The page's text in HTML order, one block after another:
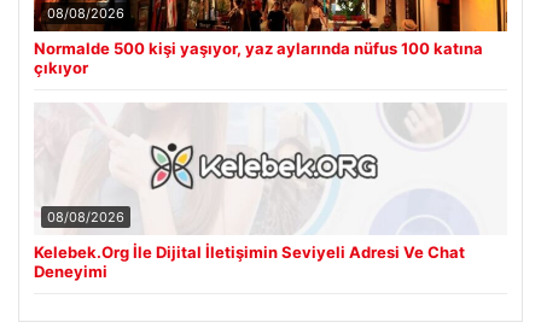
08/08/2026
Normalde 500 kişi yaşıyor, yaz aylarında nüfus 100 katına
çıkıyor
08/08/2026
Kelebek.Org İle Dijital İletişimin Seviyeli Adresi Ve Chat
Deneyimi